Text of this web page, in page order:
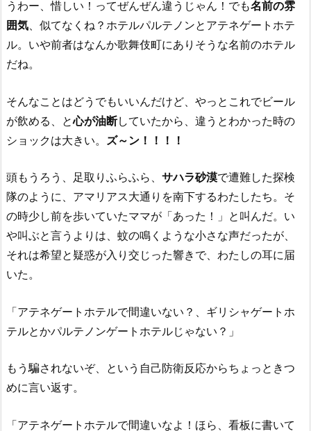
うわー、惜しい！ってぜんぜん違うじゃん！でも名前の雰
囲気、似てなくね？ホテルパルテノンとアテネゲートホテ
ル。いや前者はなんか歌舞伎町にありそうな名前のホテル
だね。
そんなことはどうでもいいんだけど、やっとこれでビール
が飲める、と心が油断していたから、違うとわかった時の
ショックは大きい。 ズ～ン！！！！
頭もうろう、足取りふらふら、 サハラ砂漠で遭難した探検
隊のように、アマリアス大通りを南下するわたしたち。そ
の時少し前を歩いていたママが「あった！」と叫んだ。い
や叫ぶと言うよりは、蚊の鳴くような小さな声だったが、
それは希望と疑惑が入り交じった響きで、わたしの耳に届
いた。
「アテネゲートホテルで間違いない？、ギリシャゲートホ
テルとかパルテノンゲートホテルじゃない？」
もう騙されないぞ、という自己防衛反応からちょっときつ
めに言い返す。
「アテネゲートホテルで間違いなよ！ほら、看板に書いて